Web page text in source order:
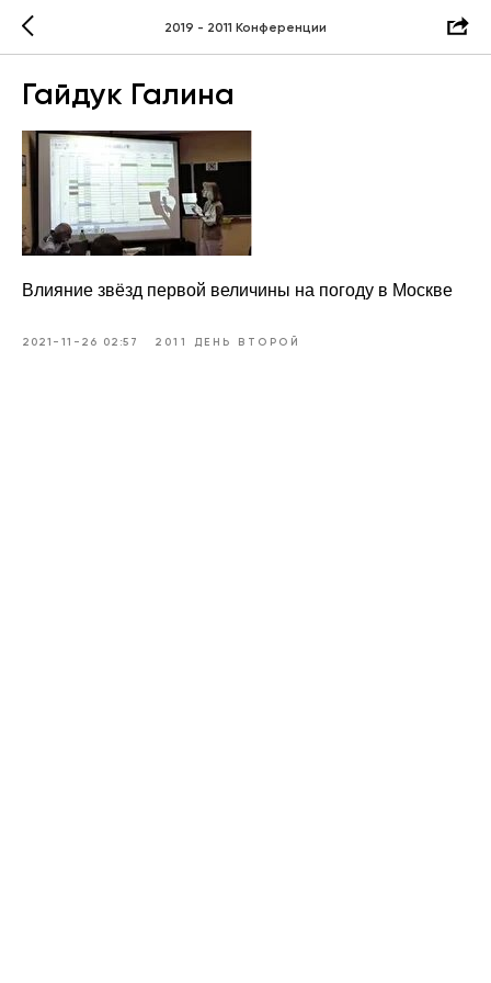
2019 - 2011 Конференции
Гайдук Галина
Влияние звёзд первой величины на погоду в Москве
2021-11-26 02:57 2011 ДЕНЬ ВТОРОЙ